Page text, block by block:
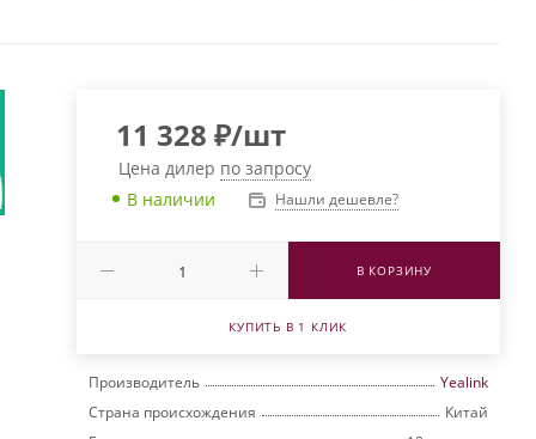
11 328 ₽/шт
Цена дилер по запросу
В наличии
Нашли дешевле?
В КОРЗИНУ
КУПИТЬ В 1 КЛИК
Производитель
Yealink
Страна происхождения
Китай